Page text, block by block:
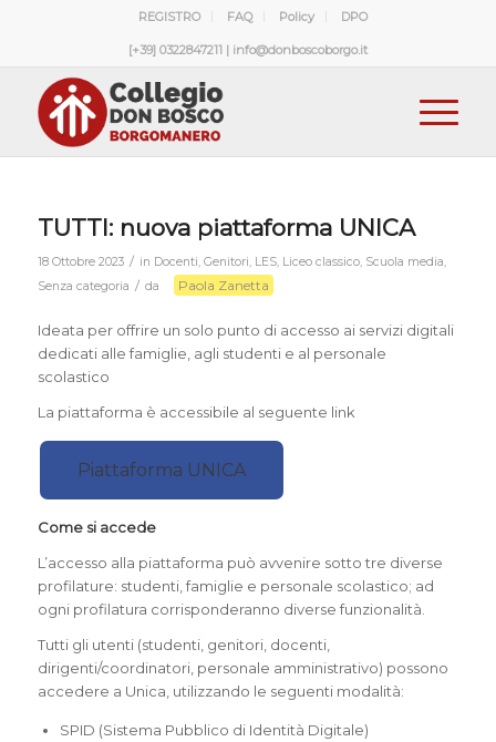
REGISTRO FAQ Policy DPO
[+39] 0322847211 | info@donboscoborgo.it
TUTTI: nuova piattaforma UNICA
18 Ottobre 2023 / in Docenti, Genitori, LES, Liceo classico, Scuola media,
Senza categoria / da Paola Zanetta
Ideata per offrire un solo punto di accesso ai servizi digitali
dedicati alle famiglie, agli studenti e al personale
scolastico
La piattaforma è accessibile al seguente link
Piattaforma UNICA
Come si accede
L’accesso alla piattaforma può avvenire sotto tre diverse
profilature: studenti, famiglie e personale scolastico; ad
ogni profilatura corrisponderanno diverse funzionalità.
Tutti gli utenti (studenti, genitori, docenti,
dirigenti/coordinatori, personale amministrativo) possono
accedere a Unica, utilizzando le seguenti modalità:
SPID (Sistema Pubblico di Identità Digitale)